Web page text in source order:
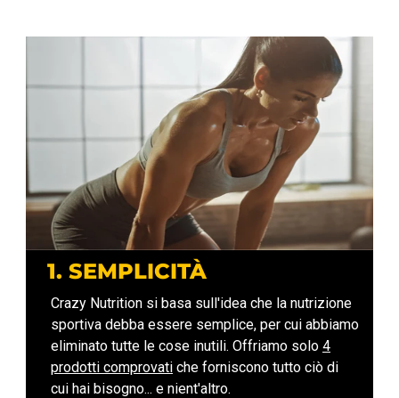
1. SEMPLICITÀ
Crazy Nutrition si basa sull'idea che la nutrizione
sportiva debba essere semplice, per cui abbiamo
eliminato tutte le cose inutili. Offriamo solo 4
prodotti comprovati che forniscono tutto ciò di
cui hai bisogno... e nient'altro.